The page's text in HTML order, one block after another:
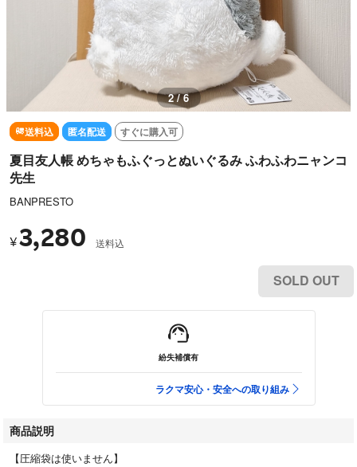
2 / 6
送料込 匿名配送 すぐに購入可
夏目友人帳 めちゃもふぐっとぬいぐるみ ふわふわニャンコ
先生
BANPRESTO
¥3,280 送料込
SOLD OUT
紛失補償有
ラクマ安心・安全への取り組み
商品説明
【圧縮袋は使いません】